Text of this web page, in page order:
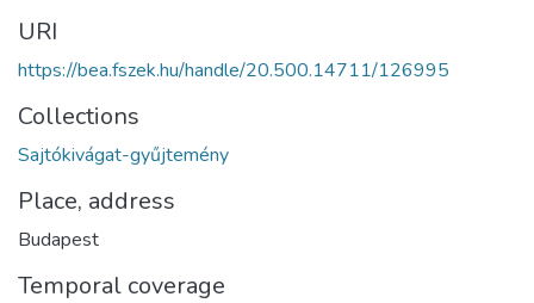
URI
https://bea.fszek.hu/handle/20.500.14711/126995
Collections
Sajtókivágat-gyűjtemény
Place, address
Budapest
Temporal coverage